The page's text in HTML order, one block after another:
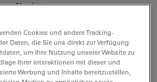
Navigator
DMi8
Motorized, closed-loop, AFC
(hardware focus for fast
Cookies und andere Tracking-
Daten, die Sie uns direkt zur Verfügung
um Ihre Nutzung unserer Website zu
Ihrer Interaktionen mit dieser und
Werbung und Inhalte bereitzustellen,